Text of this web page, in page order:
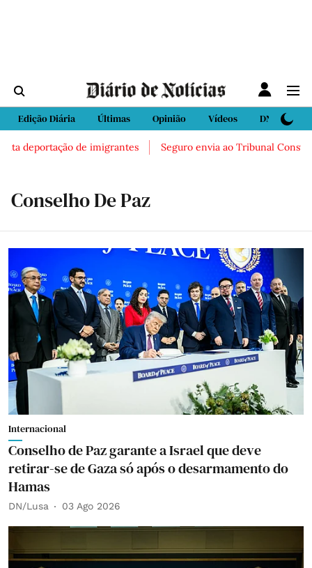
Edição Diária Últimas Opinião Vídeos DN Sport
de imigrantes Seguro envia ao Tribunal
Conselho De Paz
Internacional
Conselho de Paz garante a Israel que deve
retirar-se de Gaza só após o desarmamento do
Hamas
DN/Lusa 03 Ago 2026